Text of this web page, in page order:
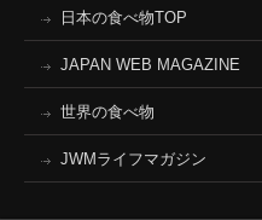
日本の食べ物TOP
JAPAN WEB MAGAZINE
世界の食べ物
JWMライフマガジン